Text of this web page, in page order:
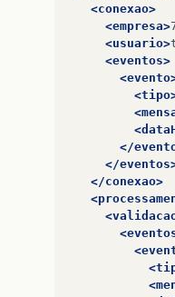
}
}
}
<conexao>
<empresa>
<usuario>
<eventos>
</
</
</conexao>